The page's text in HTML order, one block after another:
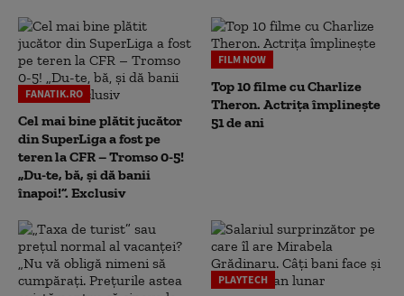
FANATIK.RO
Cel mai bine plătit jucător
din SuperLiga a fost pe
teren la CFR – Tromso 0-5!
„Du-te, bă, și dă banii
înapoi!”. Exclusiv
FILM NOW
Top 10 filme cu Charlize
Theron. Actrița împlinește
51 de ani
PLAYTECH